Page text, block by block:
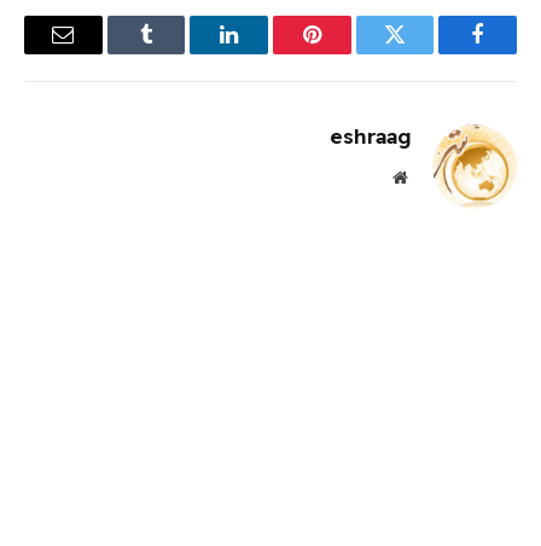
فيسبوك تويتر بينتيريستلينكدإن Tumblr
البريد
eshraag
موقع